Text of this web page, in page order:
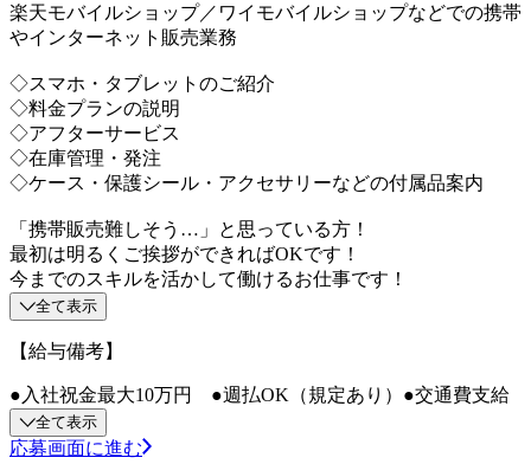
楽天モバイルショップ／ワイモバイルショップなどでの携帯
やインターネット販売業務
◇スマホ・タブレットのご紹介
◇料金プランの説明
◇アフターサービス
◇在庫管理・発注
◇ケース・保護シール・アクセサリーなどの付属品案内
「携帯販売難しそう…」と思っている方！
最初は明るくご挨拶ができればOKです！
今までのスキルを活かして働けるお仕事です！
全て表示
【給与備考】
●入社祝金最大10万円 ●週払OK（規定あり）●交通費支給
全て表示
応募画面に進む